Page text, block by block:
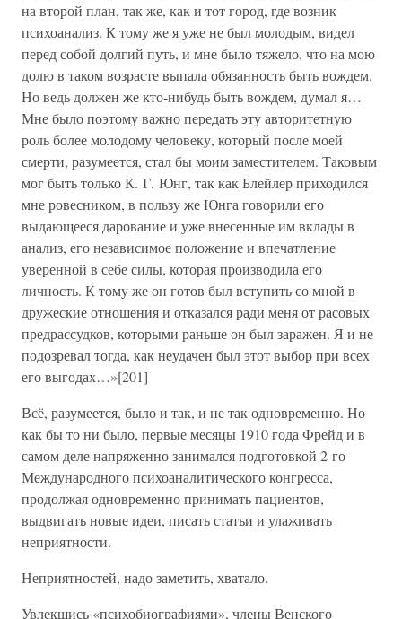
на второй план, так же, как и тот город, где возник
психоанализ. К тому же я уже не был молодым, видел
перед собой долгий путь, и мне было тяжело, что на мою
долю в таком возрасте выпала обязанность быть вождем.
Но ведь должен же кто-нибудь быть вождем, думал я…
Мне было поэтому важно передать эту авторитетную
роль более молодому человеку, который после моей
смерти, разумеется, стал бы моим заместителем. Таковым
мог быть только К. Г. Юнг, так как Блейлер приходился
мне ровесником, в пользу же Юнга говорили его
выдающееся дарование и уже внесенные им вклады в
анализ, его независимое положение и впечатление
уверенной в себе силы, которая производила его
личность. К тому же он готов был вступить со мной в
дружеские отношения и отказался ради меня от расовых
предрассудков, которыми раньше он был заражен. Я и не
подозревал тогда, как неудачен был этот выбор при всех
его выгодах…»[201]
Всё, разумеется, было и так, и не так одновременно. Но
как бы то ни было, первые месяцы 1910 года Фрейд и в
самом деле напряженно занимался подготовкой 2-го
Международного психоаналитического конгресса,
продолжая одновременно принимать пациентов,
выдвигать новые идеи, писать статьи и улаживать
неприятности.
Неприятностей, надо заметить, хватало.
Увлекшись «психобиографиями», члены Венского